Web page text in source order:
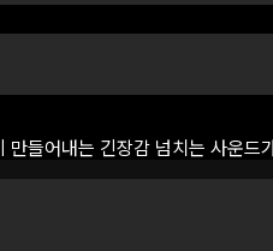
만들어내는 긴장감 넘치는 사운드